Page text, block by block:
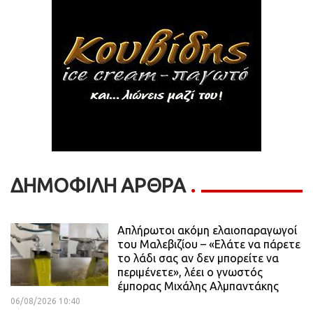
ΔΗΜΟΦΙΛΗ ΑΡΘΡΑ
Απλήρωτοι ακόμη ελαιοπαραγωγοί
του Μαλεβιζίου – «Ελάτε να πάρετε
το λάδι σας αν δεν μπορείτε να
περιμένετε», λέει ο γνωστός
έμπορας Μιχάλης Αλμπαντάκης
06/08/2026 10:40